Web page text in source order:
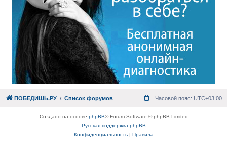
ПОБЕДИШЬ.РУ Список форумов Часовой пояс: UTC+03:00
Создано на основе phpBB® Forum Software © phpBB Limited
Русская поддержка phpBB
Конфиденциальность| Правила